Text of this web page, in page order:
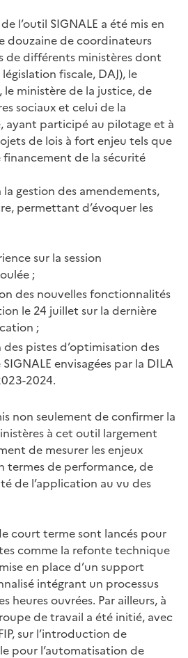
l’outil SIGNALE a été mis en
douzaine de coordinateurs
de différents ministères dont
fiscale, DAJ), le
le ministère de la justice, de
sociaux et celui de la
ayant participé au pilotage et à
de lois à fort enjeu tels que
financement de la sécurité
gestion des amendements,
permettant d’évoquer les
sur la session
;
des nouvelles fonctionnalités
le 24 juillet sur la dernière
;
pistes d’optimisation des
envisagées par la DILA
2024.
non seulement de confirmer la
à cet outil largement
de mesurer les enjeux
termes de performance, de
de l’application au vu des
court terme sont lancés pour
comme la refonte technique
en place d’un support
intégrant un processus
heures ouvrées. Par ailleurs, à
de travail a été initié, avec
sur l’introduction de
pour l’automatisation de